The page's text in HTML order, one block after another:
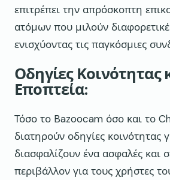
επιτρέπει την απρόσκοπτη
ατόμων που μιλούν
ενισχύοντας τις παγκόσμιες
Οδηγίες Κοινότητας
Εποπτεία:
Τόσο το Bazoocam όσο και το
διατηρούν οδηγίες κοινότητας
διασφαλίζουν ένα ασφαλές και
περιβάλλον για τους χρήστες